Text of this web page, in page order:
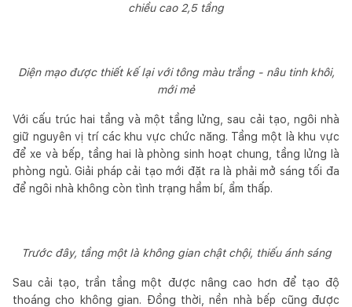
chiều cao 2,5 tầng
Diện mạo được thiết kế lại với tông màu trắng - nâu tinh khôi,
mới mẻ
Với cấu trúc hai tầng và một tầng lửng, sau cải tạo, ngôi nhà
giữ nguyên vị trí các khu vực chức năng. Tầng một là khu vực
để xe và bếp, tầng hai là phòng sinh hoạt chung, tầng lửng là
phòng ngủ. Giải pháp cải tạo mới đặt ra là phải mở sáng tối đa
để ngôi nhà không còn tình trạng hầm bí, ẩm thấp.
Trước đây, tầng một là không gian chật chội, thiếu ánh sáng
Sau cải tạo, trần tầng một được nâng cao hơn để tạo độ
thoáng cho không gian. Đồng thời, nền nhà bếp cũng được